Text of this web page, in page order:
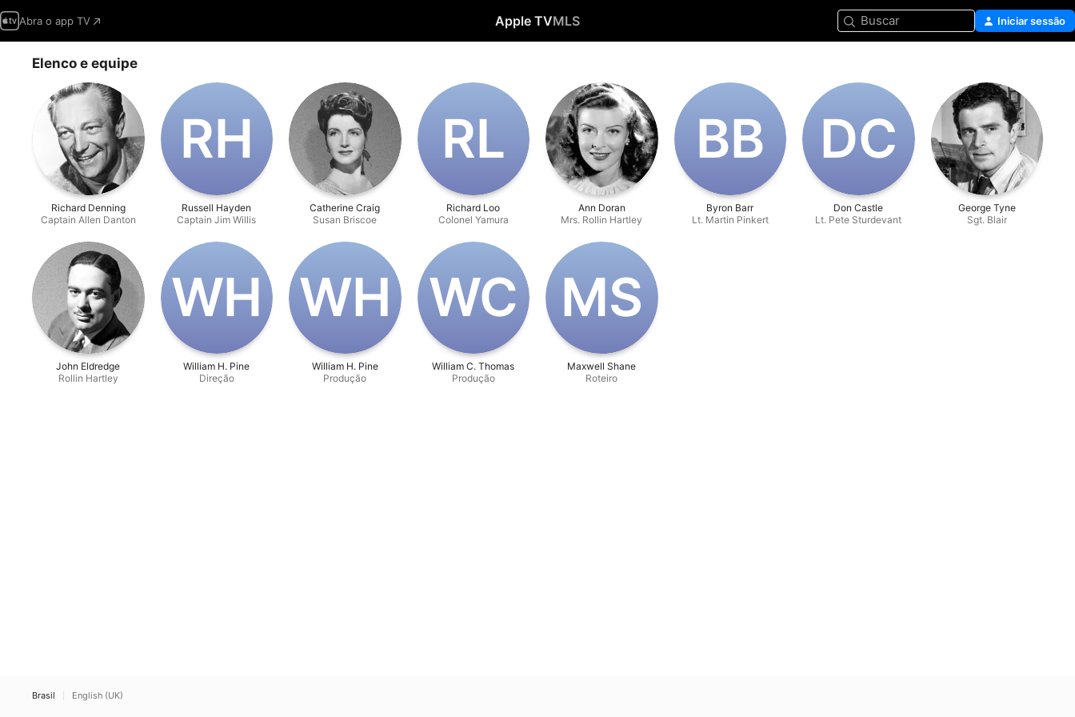
Abra o app TV Apple TVMLS Buscar Iniciar sessão
Elenco e equipe
Richard Denning
Captain Allen Danton
R‌H
Russell Hayden
Captain Jim Willis
Catherine Craig
Susan Briscoe
R‌L
Richard Loo
Colonel Yamura
Ann Doran
Mrs. Rollin Hartley
B‌B
Byron Barr
Lt. Martin Pinkert
D‌C
Don Castle
Lt. Pete Sturdevant
George Tyne
Sgt. Blair
John Eldredge
Rollin Hartley
W‌H
William H. Pine
Direção
W‌H
William H. Pine
Produção
W‌C
William C. Thomas
Produção
M‌S
Maxwell Shane
Roteiro
Brasil English (UK)